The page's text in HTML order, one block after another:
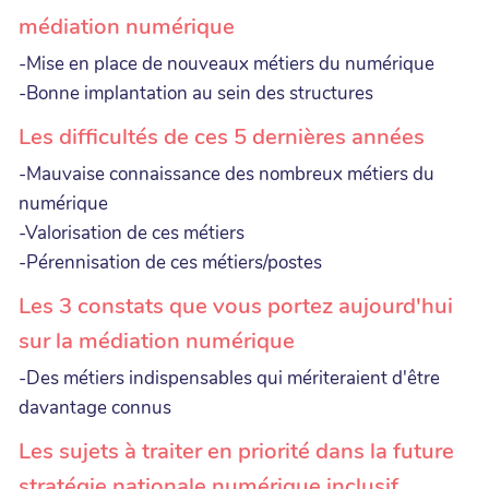
médiation numérique
-Mise en place de nouveaux métiers du numérique
-Bonne implantation au sein des structures
Les difficultés de ces 5 dernières années
-Mauvaise connaissance des nombreux métiers du
numérique
-Valorisation de ces métiers
-Pérennisation de ces métiers/postes
Les 3 constats que vous portez aujourd'hui
sur la médiation numérique
-Des métiers indispensables qui mériteraient d'être
davantage connus
Les sujets à traiter en priorité dans la future